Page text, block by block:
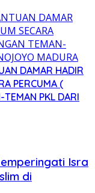
DAMAR HADIR
PERCUMA (
TEMAN PKL DARI
Isra
di